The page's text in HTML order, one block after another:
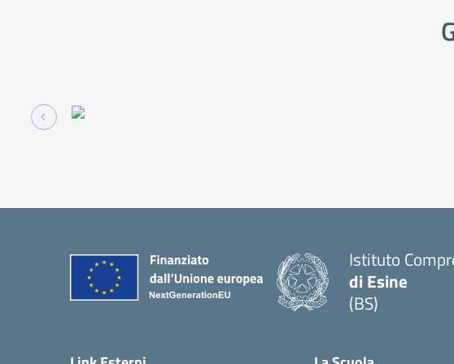
Istituto
di Esine
(BS)